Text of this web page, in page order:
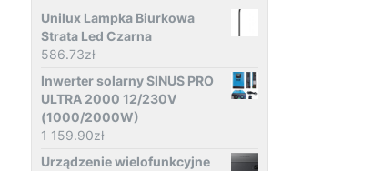
Unilux Lampka Biurkowa
Strata Led Czarna
586.73zł
Inwerter solarny SINUS PRO
ULTRA 2000 12/230V
(1000/2000W)
1 159.90zł
Urządzenie wielofunkcyjne